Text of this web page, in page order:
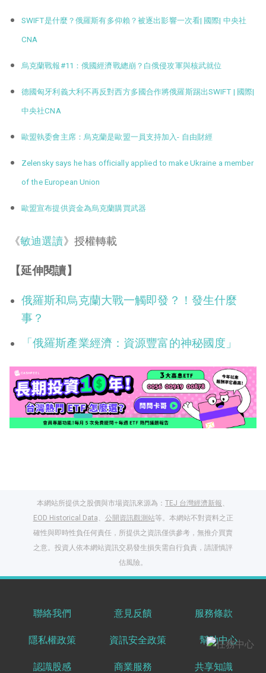
SWIFT是什麼？俄羅斯有多仰賴？被逐出影響一次看| 國際| 中央社
CNA
烏克蘭戰報#11：俄國經濟戰總崩？白俄侵攻軍與核武就位
德國匈牙利義大利不再反對西方多國合作將俄羅斯踢出SWIFT | 國際|
中央社CNA
歐盟執委會主席：烏克蘭是歐盟一員支持加入- 自由財經
Zelensky says he has officially applied to make Ukraine a member
of the European Union
歐盟宣布提供資金為烏克蘭購買武器
《敏迪選讀》授權轉載
【延伸閱讀】
俄羅斯和烏克蘭大戰一觸即發？！發生什麼
事？
「俄羅斯產業經濟：資源豐富的神秘國度」
本網站所提供之股價與市場資訊來源為： TEJ 台灣經濟新報、
EOD Historical Data、 公開資訊觀測站等。本網站不對資料之正
確性與即時性負任何責任，所提供之資訊僅供參考，無推介買賣
之意。投資人依本網站資訊交易發生損失需自行負責，請謹慎評
估風險。
聯絡我們 意見反饋 服務條款
隱私權政策 資訊安全政策 幫助中心
認識股感 商業服務 共享知識
出國就缺這咖？股